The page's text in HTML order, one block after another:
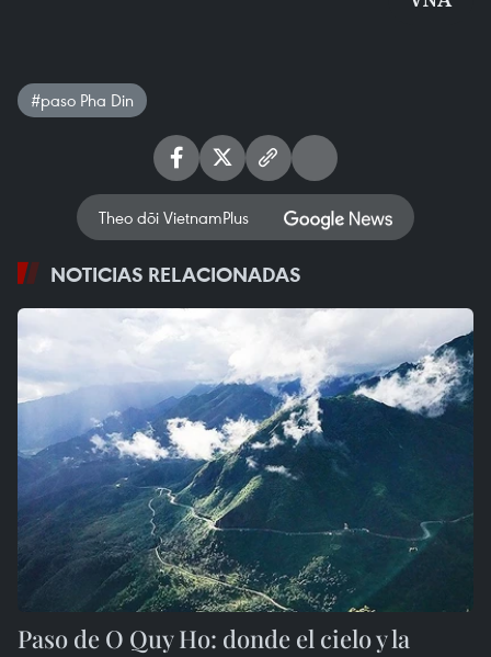
#paso Pha Din
Theo dõi VietnamPlus
NOTICIAS RELACIONADAS
Paso de O Quy Ho: donde el cielo y la